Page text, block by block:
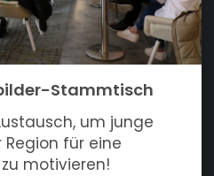
Stammtisch
um junge
Region für eine
motivieren!